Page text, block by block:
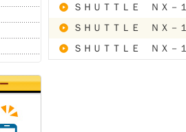
ＳＨＵＴＴＬＥ ＮＸ
ＳＨＵＴＴＬＥ ＮＸ－
ＳＨＵＴＴＬＥ ＮＸ